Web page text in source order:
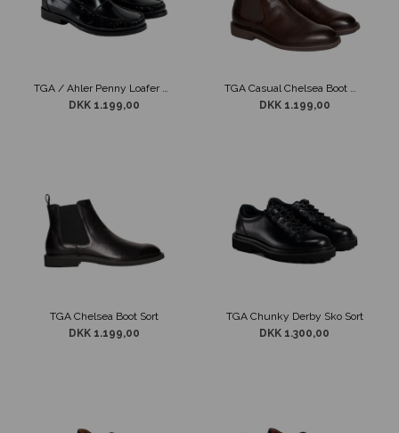
TGA / Ahler Penny Loafer Sko X-Lab Sort
DKK 1.199,00
TGA Casual Chelsea Boot Mørkebrun
DKK 1.199,00
TGA Chelsea Boot Sort
DKK 1.199,00
TGA Chunky Derby Sko Sort
DKK 1.300,00